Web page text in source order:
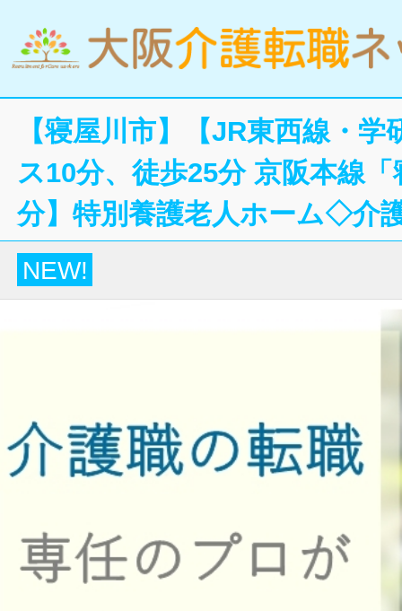
【寝屋川市】【JR東西線・
ス10分、徒歩25分 京阪本線
分】特別養護老人ホーム◇介
NEW!